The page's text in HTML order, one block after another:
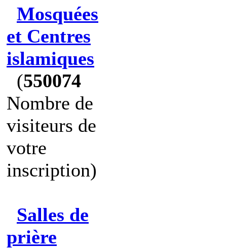
Mosquées
et Centres
islamiques
(550074
Nombre de
visiteurs de
votre
inscription)
Salles de
prière